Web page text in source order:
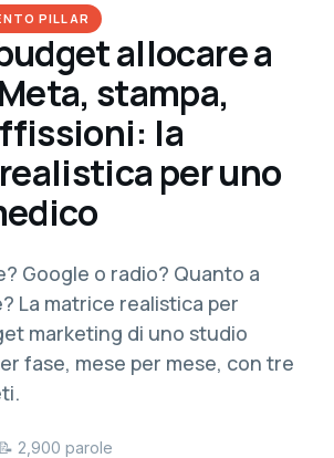
PILLAR
allocare a
stampa,
la
per uno
Google o radio? Quanto a
La matrice realistica per
marketing di uno studio
fase, mese per mese, con tre
📝 2,900 parole